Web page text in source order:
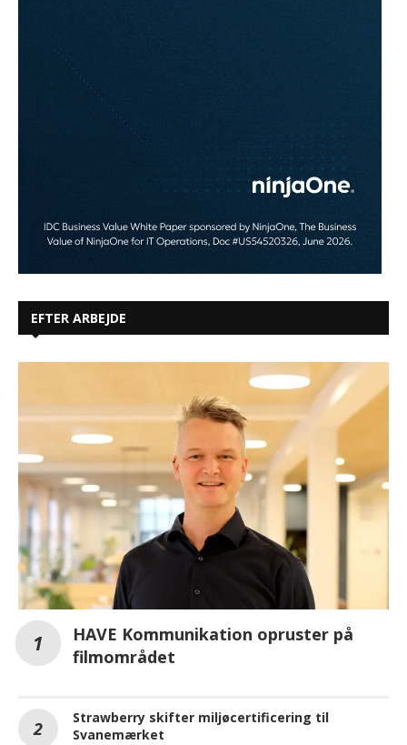
EFTER ARBEJDE
HAVE Kommunikation opruster på
filmområdet
Strawberry skifter miljøcertificering til
Svanemærket